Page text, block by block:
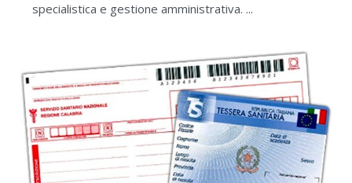
specialistica e gestione amministrativa. ...